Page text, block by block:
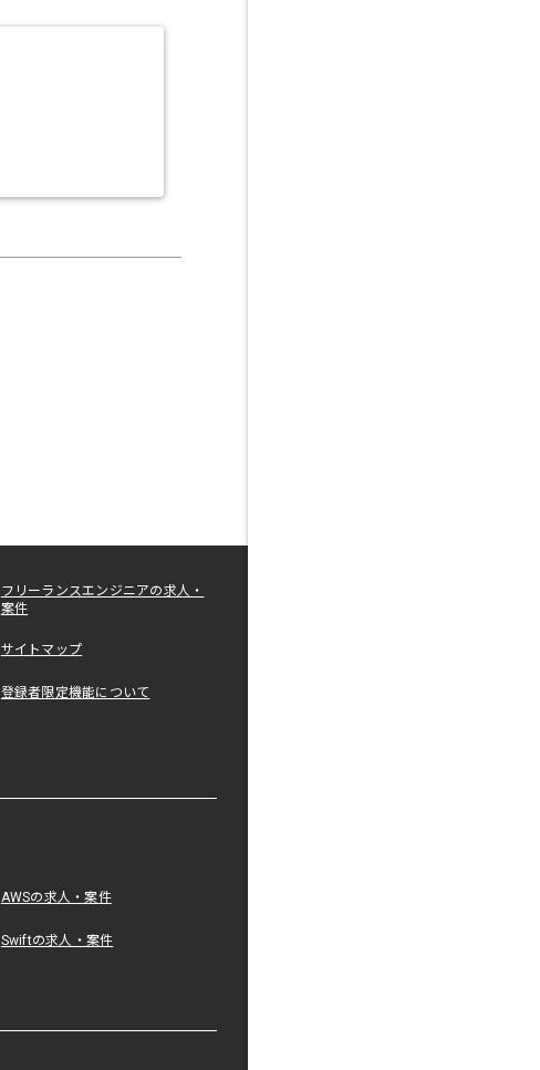
フリーランスエンジニアの求人・
案件
サイトマップ
登録者限定機能について
AWSの求人・案件
Swiftの求人・案件